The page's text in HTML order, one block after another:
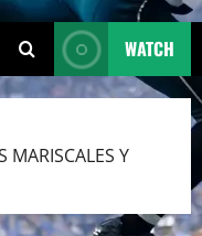
WATCH
MARISCALES Y